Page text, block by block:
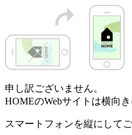
申し訳ございません。
HOMEのWebサイトは横向
スマートフォンを縦にして